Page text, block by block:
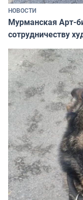
НОВОСТИ
Мурманская Арт-
сотрудничеству